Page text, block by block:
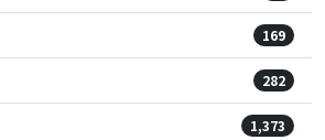
169
282
1,373